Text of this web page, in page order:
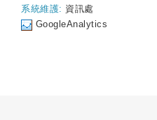
系統維護: 資訊處
GoogleAnalytics